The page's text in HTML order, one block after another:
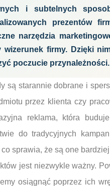
i subtelnych
prezentów
narzędzia
wizerunek firmy. Dzięki
poczucie przynależności.
są starannie dobrane i
przez klienta czy
reklama, która
do tradycyjnych
sprawia, że są one
jest niezwykle ważny.
osiągnąć poprzez ich